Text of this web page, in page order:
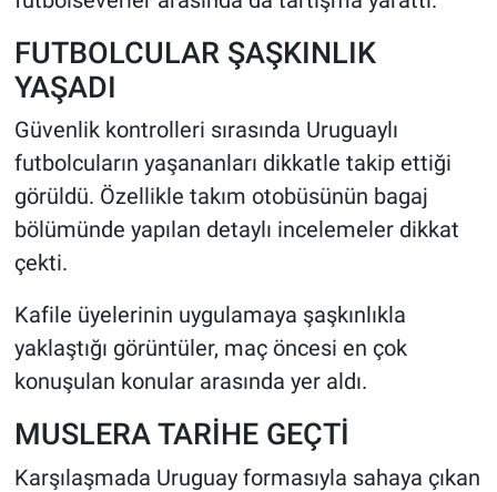
FUTBOLCULAR ŞAŞKINLIK
YAŞADI
Güvenlik kontrolleri sırasında Uruguaylı
futbolcuların yaşananları dikkatle takip ettiği
görüldü. Özellikle takım otobüsünün bagaj
bölümünde yapılan detaylı incelemeler dikkat
çekti.
Kafile üyelerinin uygulamaya şaşkınlıkla
yaklaştığı görüntüler, maç öncesi en çok
konuşulan konular arasında yer aldı.
MUSLERA TARİHE GEÇTİ
Karşılaşmada Uruguay formasıyla sahaya çıkan